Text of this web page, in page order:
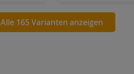
Alle 165 Varianten anzeigen